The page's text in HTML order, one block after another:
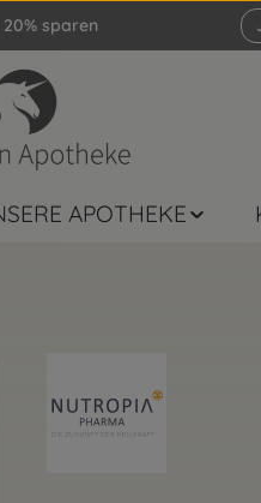
sparen
APOTHEKE